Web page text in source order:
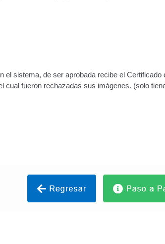
Frecuente Vehículos Recuperados
sistema, de ser aprobada recibe el Certificado
cual fueron rechazadas sus imágenes. (solo